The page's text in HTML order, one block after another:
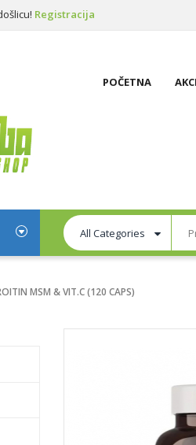
Registracija
POČETNA
MSM & VIT.C (120 CAPS)